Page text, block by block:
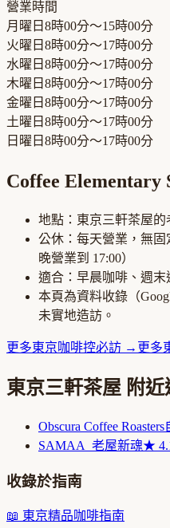
營業時間
月曜日 8時00分～15時00分
火曜日 8時00分～17時00分
水曜日 8時00分～17時00分
木曜日 8時00分～17時00分
金曜日 8時00分～17時00分
土曜日 8時00分～17時00分
日曜日 8時00分～17時00分
Coffee Elementary
地點： 東京三軒茶屋的
公休： 每天營業，無固
晚營業到 17:00）
適合： 早晨咖啡、週末
本頁為資料收錄（
未實地造訪。
更多東京咖啡控必訪 → 更多
東京三軒茶屋 附
Obscura Coffee Roasters
SAMAA_ 老屋新魂★
收錄於指南
📖 東京精品咖啡指南